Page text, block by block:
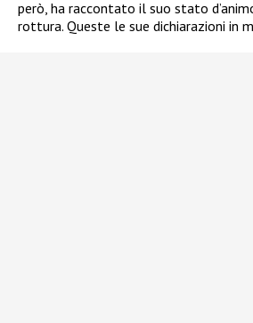
però, ha raccontato il suo stato
rottura. Queste le sue dichiarazioni in